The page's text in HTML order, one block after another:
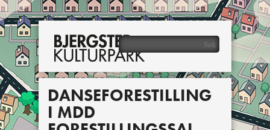
DANSEFORESTILLING
I MDD